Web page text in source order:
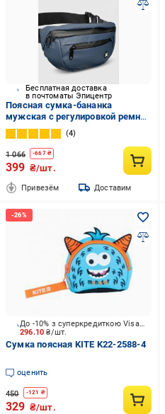
Бесплатная доставка
в почтоматы Эпицентр
Поясная сумка-бананка
мужская с регулировкой ремня
водозащитная ткань Синий
(342cb529)
4
1 066 -667₴
399 ₴/шт.
Привезём Доставим
296.10₴/шт.
До -10% з суперкредиткою Visa Вигода
Сумка поясная KITE K22-2588-4
оценить
450 -121 ₴
329 ₴/шт.